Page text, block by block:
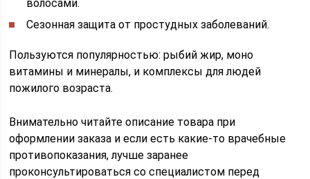
волосами.
Сезонная защита от простудных заболеваний.
Пользуются популярностью: рыбий жир, моно
витамины и минералы, и комплексы для людей
пожилого возраста.
Внимательно читайте описание товара при
оформлении заказа и если есть какие-то врачебные
противопоказания, лучше заранее
проконсультироваться со специалистом перед